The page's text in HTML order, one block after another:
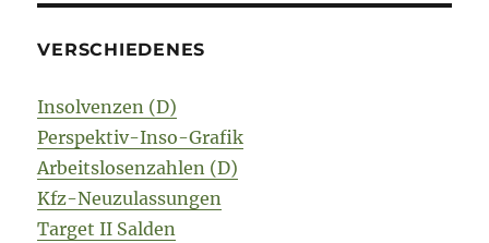
VERSCHIEDENES
Insolvenzen (D)
Perspektiv-Inso-Grafik
Arbeitslosenzahlen (D)
Kfz-Neuzulassungen
Target II Salden